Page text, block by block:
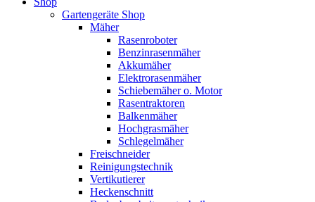
Gartengeräte Shop
Mäher
Rasenroboter
Benzinrasenmäher
Akkumäher
Elektrorasenmäher
Schiebemäher o. Motor
Rasentraktoren
Balkenmäher
Hochgrasmäher
Schlegelmäher
Freischneider
Reinigungstechnik
Vertikutierer
Heckenschnitt